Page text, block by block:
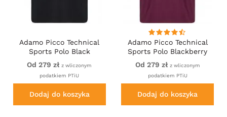
Adamo Picco Technical
Sports Polo Black
Od 279 zł z wliczonym
podatkiem PTiU
Dodaj do koszyka
Adamo Picco Technical
Sports Polo Blackberry
Od 279 zł z wliczonym
podatkiem PTiU
Dodaj do koszyka